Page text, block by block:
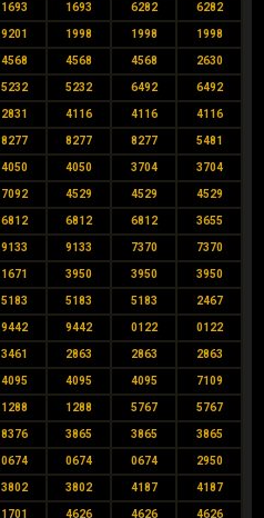
1693 1693 6282 6282
9201 1998 1998 1998
4568 4568 4568 2630
5232 5232 6492 6492
2831 4116 4116 4116
8277 8277 8277 5481
4050 4050 3704 3704
7092 4529 4529 4529
6812 6812 6812 3655
9133 9133 7370 7370
1671 3950 3950 3950
5183 5183 5183 2467
9442 9442 0122 0122
3461 2863 2863 2863
4095 4095 4095 7109
1288 1288 5767 5767
8376 3865 3865 3865
0674 0674 0674 2950
3802 3802 4187 4187
1701 4626 4626 4626